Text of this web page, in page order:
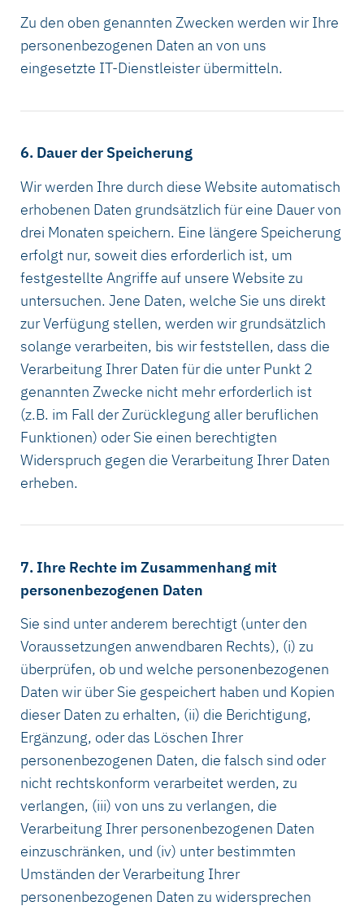
Zu den oben genannten Zwecken werden wir Ihre
personenbezogenen Daten an von uns
eingesetzte IT-Dienstleister übermitteln.
6. Dauer der Speicherung
Wir werden Ihre durch diese Website automatisch
erhobenen Daten grundsätzlich für eine Dauer von
drei Monaten speichern. Eine längere Speicherung
erfolgt nur, soweit dies erforderlich ist, um
festgestellte Angriffe auf unsere Website zu
untersuchen. Jene Daten, welche Sie uns direkt
zur Verfügung stellen, werden wir grundsätzlich
solange verarbeiten, bis wir feststellen, dass die
Verarbeitung Ihrer Daten für die unter Punkt 2
genannten Zwecke nicht mehr erforderlich ist
(z.B. im Fall der Zurücklegung aller beruflichen
Funktionen) oder Sie einen berechtigten
Widerspruch gegen die Verarbeitung Ihrer Daten
erheben.
7. Ihre Rechte im Zusammenhang mit
personenbezogenen Daten
Sie sind unter anderem berechtigt (unter den
Voraussetzungen anwendbaren Rechts), (i) zu
überprüfen, ob und welche personenbezogenen
Daten wir über Sie gespeichert haben und Kopien
dieser Daten zu erhalten, (ii) die Berichtigung,
Ergänzung, oder das Löschen Ihrer
personenbezogenen Daten, die falsch sind oder
nicht rechtskonform verarbeitet werden, zu
verlangen, (iii) von uns zu verlangen, die
Verarbeitung Ihrer personenbezogenen Daten
einzuschränken, und (iv) unter bestimmten
Umständen der Verarbeitung Ihrer
personenbezogenen Daten zu widersprechen